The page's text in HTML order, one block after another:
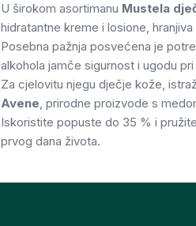
U širokom asortimanu Mustela
hidratantne kreme i losione,
Posebna pažnja posvećena je
alkohola jamče sigurnost i ugodu
Za cjelovitu njegu dječje kože,
Avene, prirodne proizvode s
Iskoristite popuste do 35 % i
prvog dana života.